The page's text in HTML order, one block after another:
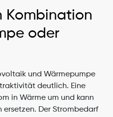
Kombination
oder
und Wärmepumpe
deutlich. Eine
in Wärme um und kann
ersetzen. Der Strombedarf